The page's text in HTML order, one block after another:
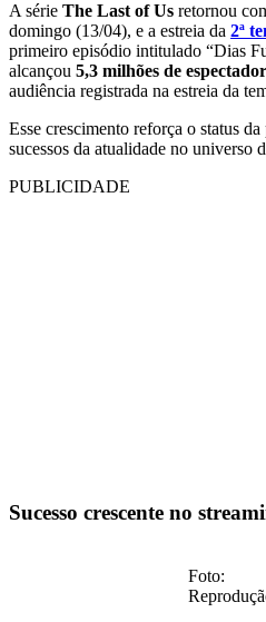
A série The Last of Us retornou
domingo (13/04), e a estreia da 2ª
primeiro episódio intitulado “Dias
alcançou 5,3 milhões de
audiência registrada na estreia da
Esse crescimento reforça o status
sucessos da atualidade no universo
PUBLICIDADE
Sucesso crescente no
Foto: